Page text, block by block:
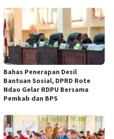
Bahas Penerapan Desil
Bantuan Sosial, DPRD Rote
Ndao Gelar RDPU Bersama
Pemkab dan BPS